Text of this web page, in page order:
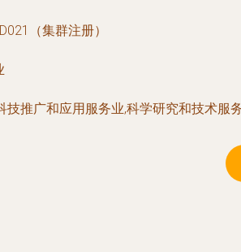
（集群注册）
技推广和应用服务业,科学研究和技术服